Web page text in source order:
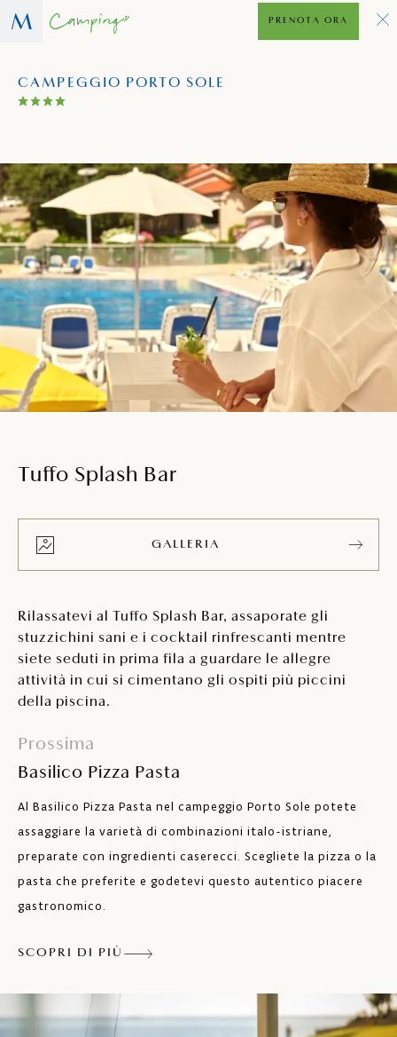
CAMPEGGIO PORTO SOLE
PRENOTA ORA
Tuffo Splash Bar
GALLERIA
Rilassatevi al Tuffo Splash Bar, assaporate gli
stuzzichini sani e i cocktail rinfrescanti mentre
siete seduti in prima fila a guardare le allegre
attività in cui si cimentano gli ospiti più piccini
della piscina.
Prossima
Basilico Pizza Pasta
Al Basilico Pizza Pasta nel campeggio Porto Sole potete
assaggiare la varietà di combinazioni italo-istriane,
preparate con ingredienti caserecci. Scegliete la pizza o la
pasta che preferite e godetevi questo autentico piacere
gastronomico.
SCOPRI DI PIÙ